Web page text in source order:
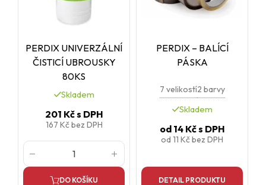
PERDIX UNIVERZÁLNÍ
ČISTICÍ UBROUSKY
80KS
Skladem
201 Kčs DPH
167 Kčbez DPH
DO KOŠÍKU
PERDIX – BALÍCÍ
PÁSKA
7 velikostí2 barvy
Skladem
od14 Kčs DPH
od 11 Kčbez DPH
DETAIL PRODUKTU